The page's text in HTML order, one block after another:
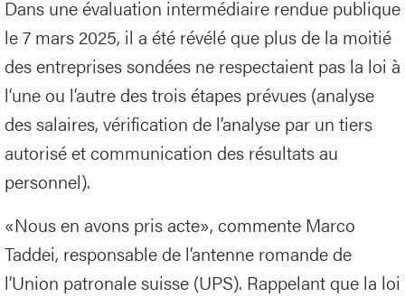
Dans une évaluation intermédiaire rendue publique
le 7 mars 2025, il a été révélé que plus de la moitié
des entreprises sondées ne respectaient pas la loi à
l’une ou l’autre des trois étapes prévues (analyse
des salaires, vérification de l’analyse par un tiers
autorisé et communication des résultats au
personnel).
«Nous en avons pris acte», commente Marco
Taddei, responsable de l’antenne romande de
l’Union patronale suisse (UPS). Rappelant que la loi